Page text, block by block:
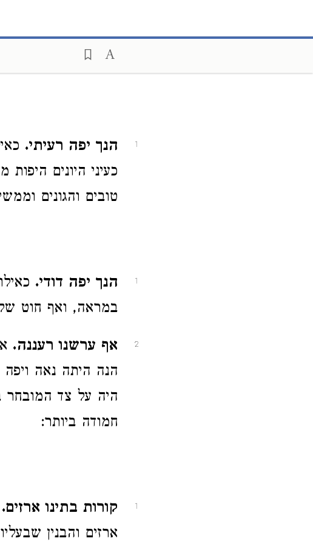
1 הנך יפה רעיתי.
כעיני היונים
טובים והגונים
1 הנך יפה דודי.
במראה, ואף חוט
2 אף ערשנו רעננה.
הנה היתה נאה
היה על צד המובחר
חמודה ביותר:
1 קורות בתינו ארזים.
ארזים והבנין